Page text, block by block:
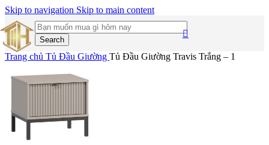
Skip to navigation Skip to main content
Search
Trang chủ Tủ Đầu Giường Tủ Đầu Giường Travis Trắng – 1